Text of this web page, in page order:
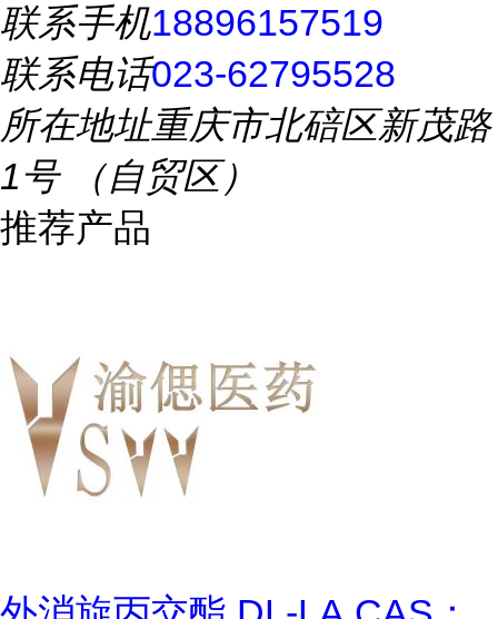
联系手机18896157519
联系电话023-62795528
所在地址重庆市北碚区新茂路
1号 （自贸区）
推荐产品